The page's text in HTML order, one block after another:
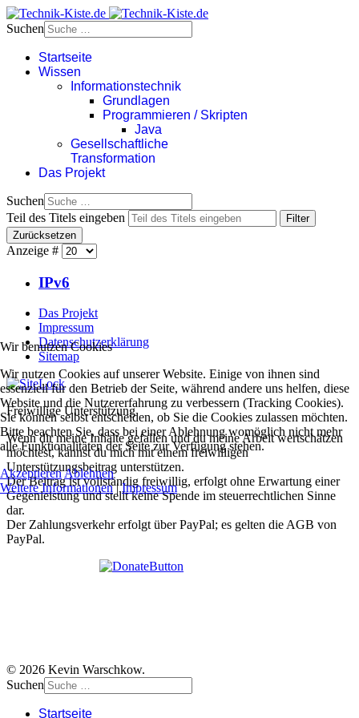
Suchen
Startseite
Wissen
Informationstechnik
Grundlagen
Programmieren / Skripten
Java
Gesellschaftliche
Transformation
Das Projekt
Suchen
Teil des Titels eingeben
Filter
Zurücksetzen
Anzeige #
IPv6
Das Projekt
Impressum
Datenschutzerklärung
Sitemap
Freiwillige Unterstützung
Wenn dir meine Inhalte gefallen und du meine Arbeit wertschätzen
möchtest, kannst du mich mit einem freiwilligen
Unterstützungsbeitrag unterstützen.
Der Beitrag ist vollständig freiwillig, erfolgt ohne Erwartung einer
Gegenleistung und stellt keine Spende im steuerrechtlichen Sinne
dar.
Der Zahlungsverkehr erfolgt über PayPal; es gelten die AGB von
PayPal.
© 2026 Kevin Warschkow.
Suchen
Startseite
Wir benutzen Cookies
Wir nutzen Cookies auf unserer Website. Einige von ihnen sind
essenziell für den Betrieb der Seite, während andere uns helfen, diese
Website und die Nutzererfahrung zu verbessern (Tracking Cookies).
Sie können selbst entscheiden, ob Sie die Cookies zulassen möchten.
Bitte beachten Sie, dass bei einer Ablehnung womöglich nicht mehr
alle Funktionalitäten der Seite zur Verfügung stehen.
AkzeptierenAblehnen
Weitere Informationen|Impressum